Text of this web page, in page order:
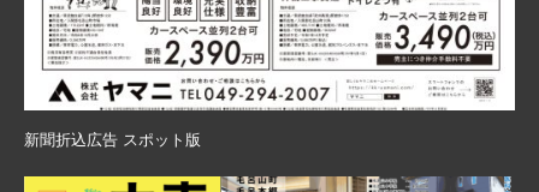
新聞折込広告 スポット版